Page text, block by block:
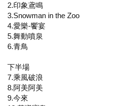
2.印象鳶鳴
3.Snowman in the Zoo
4.愛樂-饗宴
5.舞動噴泉
6.青鳥
下半場
7.乘風破浪
8.阿美阿美
9.今來